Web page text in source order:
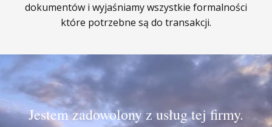
dokumentów i wyjaśniamy wszystkie formalności
które potrzebne są do transakcji.
Jestem zadowolony z usług tej firmy.